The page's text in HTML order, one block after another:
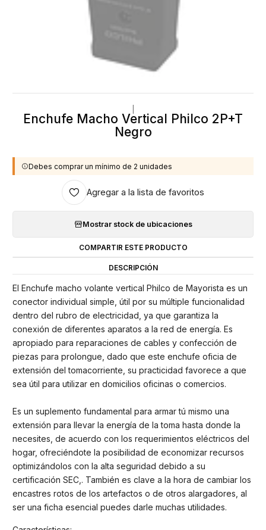
Enchufe Macho Vertical Philco 2P+T
Negro
Debes comprar un mínimo de 2 unidades
Agregar a la lista de favoritos
Mostrar stock de ubicaciones
COMPARTIR ESTE PRODUCTO
DESCRIPCIÓN
El Enchufe macho volante vertical Philco de Mayorista es un
conector individual simple, útil por su múltiple funcionalidad
dentro del rubro de electricidad, ya que garantiza la
conexión de diferentes aparatos a la red de energía. Es
apropiado para reparaciones de cables y confección de
piezas para prolongue, dado que este enchufe oficia de
extensión del tomacorriente, su practicidad favorece a que
sea útil para utilizar en domicilios oficinas o comercios.
Es un suplemento fundamental para armar tú mismo una
extensión para llevar la energía de la toma hasta donde la
necesites, de acuerdo con los requerimientos eléctricos del
hogar, ofreciéndote la posibilidad de economizar recursos
optimizándolos con la alta seguridad debido a su
certificación SEC,. También es clave a la hora de cambiar los
encastres rotos de los artefactos o de otros alargadores, al
ser una ficha esencial puedes darle muchas utilidades.